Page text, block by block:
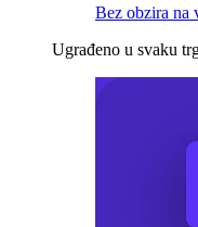
Bez obzira na
Ugrađeno u svaku